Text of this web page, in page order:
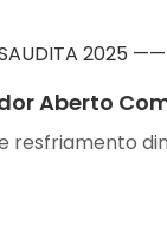
Aberto
resfriamento